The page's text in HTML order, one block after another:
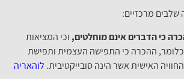
שלבים מרכזיים:
כי הדברים אינם מוחלטים, וכי המציאות
ההכרה כי התפישה העצמית ותפישת
האישית אשר הינה סובייקטיבית. לוהאריה